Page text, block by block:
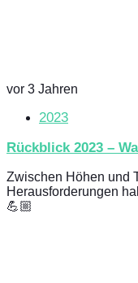
vor 3 Jahren
2023
Rückblick 2023 –
Zwischen Höhen und
Herausforderungen
💪🏼